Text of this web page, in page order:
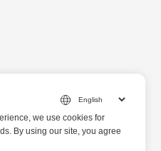
we use cookies for
By using our site, you agree